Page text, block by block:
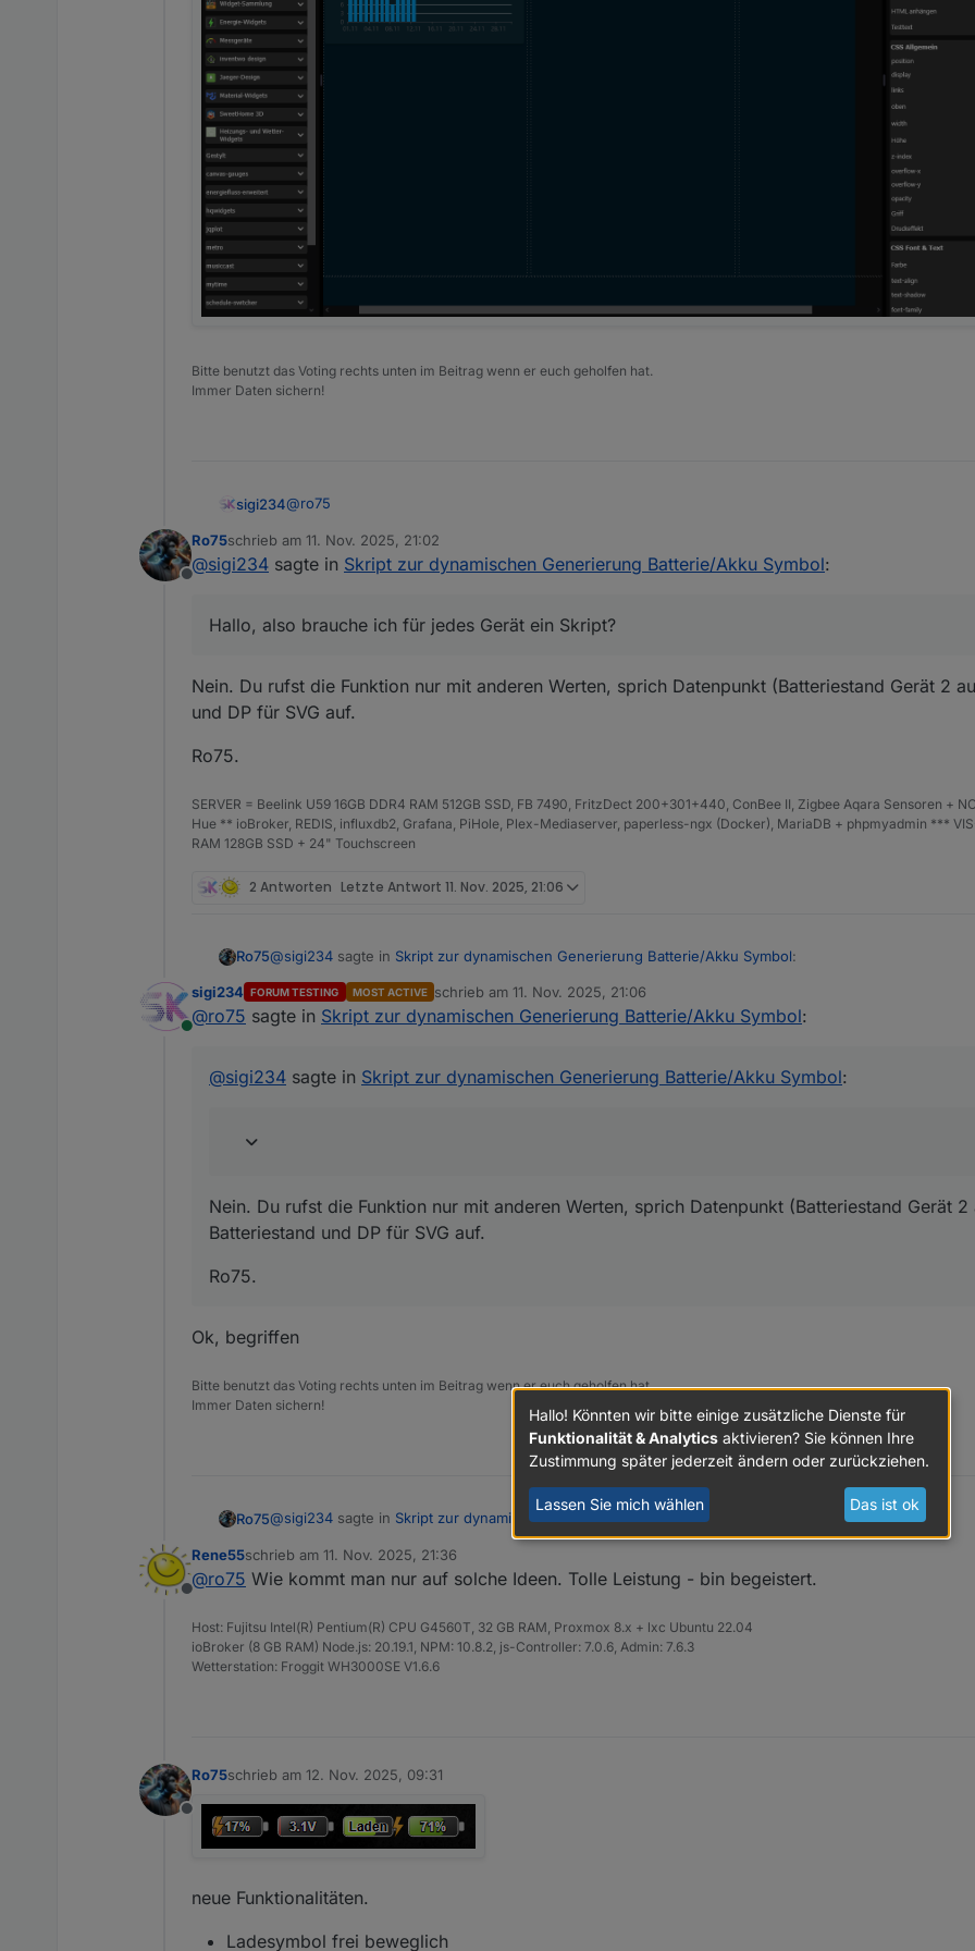
colorSchem
string
'default
gefüllten linken Bereich .
showBolt false Zeigt ein ⚡-Blitzsymbol an.
boltPos Horizontale Position des Blitzes ( ,100 =
blinkBolt false Aktiviert einen regelmäßigen „Atmen“-Blinkeffekt des
boltColorSc
'default
Farbschema des Blitz-Symbols (siehe Liste unten).
rightBackgr
ound
'default
rechten, leeren Bereichs . Unterstützt:
Name Beschreibung
'yellow'
'blue' Blautöne
'red' Rottöne Dunkelrot → Hellrot
'grey' Grautöne Mittelgrau → Hellgrau
HEX z. B.#00ff88 Wird automatisch indynamischen HSL-
RGB z. B.
RGBA z. B.rgba(0,128,128,0.5)
HEX/RGB/RGBA werden intern in HSL umgerechnet und dann mit einem Verlauf versehen (abhängig
strongColors).
→ Dadurch funktionieren auch Custom-Farben dynamisch.
DOKUMENTATION: Unterstützte Farbschemata (boltColorScheme)
Name Beschreibung / Verlauf
'blue'
'brown'
'grey' Mittelgrau → Hellgrau
Dunkles Lila → helleres Violett
Tiefschwarz → Dunkelgrau
DOKUMENTATION: Unterstützte Werte für den rechten Hintergrund (rightBackground)
Wert Beispiel
HEX #ffffff
Hinweise zur Farbdarstellung
stärkere Sättigung
dunklerer Startpunkt
mehr Kontrast
Bei strongColors = false:
dezenter Blitz
DOKUMENTATION: Blitzsymbol (showBolt, boltPos, blinkBolt)
Option
Bitte benutzt das Voting rechts unten im Beitrag wenn er euch geholfen hat.
Immer Daten sichern!
sigi234@ro75
Hallo, also brauche ich für jedes Gerät ein Skript?
Kannst du noch die Einheit konfigurierbar machen? (Volt statt %)
Offline
Ro75schrieb am 11. Nov. 2025, 21:02
zuletzt editiert von
@sigi234 sagte in Skript zur dynamischen Generierung Batterie/Akku Symbol:
Hallo, also brauche ich für jedes Gerät ein Skript?
Nein. Du rufst die Funktion nur mit anderen Werten, sprich Datenpunkt (Batteriestand Gerät 2
und DP für SVG auf.
Ro75.
SERVER = Beelink U59 16GB DDR4 RAM 512GB SSD, FB 7490, FritzDect 200+301+440, ConBee II, Zigbee Aqara Sensoren +
Hue ** ioBroker, REDIS, influxdb2, Grafana, PiHole, Plex-Mediaserver, paperless-ngx (Docker), MariaDB + phpmyadmin ***
RAM 128GB SSD + 24" Touchscreen
2 Antworten Letzte Antwort 11. Nov. 2025, 21:06
Ro75@sigi234 sagte in Skript zur dynamischen Generierung Batterie/Akku Symbol:
Hallo, also brauche ich für jedes Gerät ein Skript?
Nein. Du rufst die Funktion nur mit anderen Werten, sprich Datenpunkt (Batteriestand Gerät 2 auf) für
SVG auf.
Online
sigi234 FORUM TESTING MOST ACTIVE schrieb am11. Nov. 2025, 21:06
zuletzt editiert von
@ro75 sagte in Skript zur dynamischen Generierung Batterie/Akku Symbol:
@sigi234 sagte in Skript zur dynamischen Generierung Batterie/Akku Symbol:
Nein. Du rufst die Funktion nur mit anderen Werten, sprich Datenpunkt (Batteriestand Gerät
Batteriestand und DP für SVG auf.
Ro75.
Ok, begriffen
Bitte benutzt das Voting rechts unten im Beitrag wenn er euch geholfen hat.
Immer Daten sichern!
Ro75@sigi234 sagte in Skript zur dynamischen Generierung Batterie/Akku Symbol
Hallo, also brauche ich für jedes Gerät ein Skript?
Nein. Du rufst die Funktion nur mit anderen Werten, sprich Datenpunkt (Batteriestand Gerät 2 auf) für
SVG auf.
Ro75.
Offline
Rene55schrieb am 11. Nov. 2025, 21:36
zuletzt editiert von
@ro75 Wie kommt man nur auf solche Ideen. Tolle Leistung - bin begeistert.
Host: Fujitsu Intel(R) Pentium(R) CPU G4560T, 32 GB RAM, Proxmox 8.x + lxc Ubuntu 22.04
ioBroker (8 GB RAM) Node.js: 20.19.1, NPM: 10.8.2, js-Controller: 7.0.6, Admin: 7.6.3
Wetterstation: Froggit WH3000SE V1.6.6
Offline
Ro75schrieb am 12. Nov. 2025, 09:31
zuletzt editiert von
neue Funktionalitäten.
Ladesymbol frei beweglich
Hallo! Könnten wir bitte einige zusätzliche Dienste für
Funktionalität & Analytics aktivieren? Sie können Ihre
Zustimmung später jederzeit ändern oder zurückziehen.
Lassen Sie mich wählen Das ist ok